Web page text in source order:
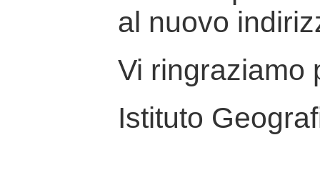
al nuovo
Vi ringraziamo
Istituto